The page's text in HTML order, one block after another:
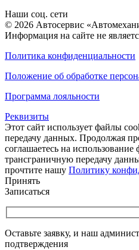
Наши соц. сети
© 2026 Автосервис
Информация на сайте не
Политика конфиденциальности
Положение об обработке
Программа лояльности
Реквизиты
Этот сайт использует файлы
передачу данных. Продолжая
соглашаетесь на
трансграничную передачу
прочтите нашу Политику
Принять
Записаться
Оставьте заявку, и наш
подтверждения